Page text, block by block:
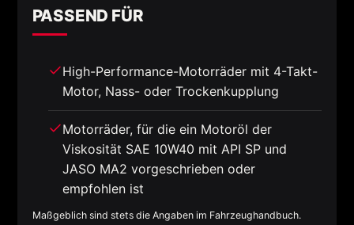
PASSEND FÜR
High-Performance-Motorräder mit 4-Takt-
Motor, Nass- oder Trockenkupplung
Motorräder, für die ein Motoröl der
Viskosität SAE 10W40 mit API SP und
JASO MA2 vorgeschrieben oder
empfohlen ist
Maßgeblich sind stets die Angaben im Fahrzeughandbuch.